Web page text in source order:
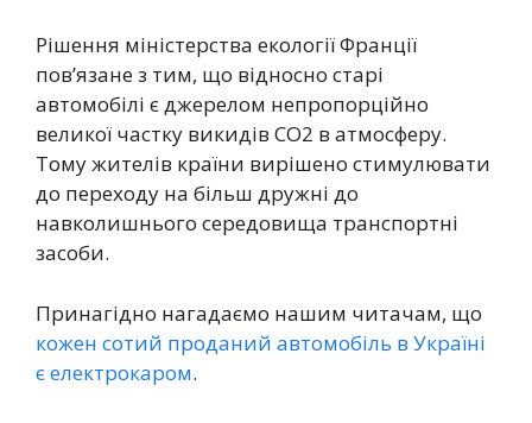
Рішення міністерства екології Франції
пов’язане з тим, що відносно старі
автомобілі є джерелом непропорційно
великої частку викидів CO2 в атмосферу.
Тому жителів країни вирішено стимулювати
до переходу на більш дружні до
навколишнього середовища транспортні
засоби.
Принагідно нагадаємо нашим читачам, що
кожен сотий проданий автомобіль в Україні
є електрокаром.